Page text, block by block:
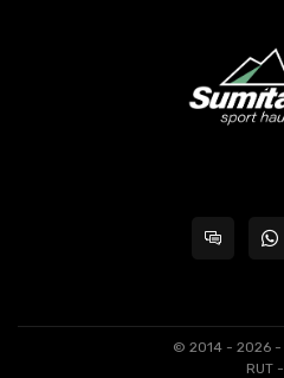
© 2014 - 2026 -
RUT -